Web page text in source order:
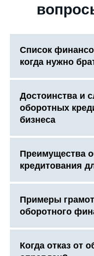
Список
когда нужно
Достоинства и
оборотных
бизнеса
Преимущества
кредитования
Примеры
оборотного
Когда отказ от